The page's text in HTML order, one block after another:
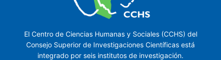
El Centro de Ciencias Humanas y Sociales (CCHS) del
Consejo Superior de Investigaciones Científicas está
integrado por seis institutos de investigación.